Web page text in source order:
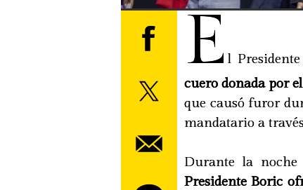
E l Presidente
cuero donada por
que causó furor
mandatario a
Durante la
Presidente Boric